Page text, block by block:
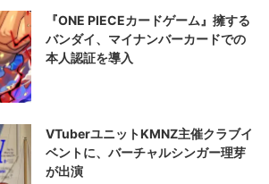
『ONE PIECEカードゲーム』擁する
バンダイ、マイナンバーカードでの
本人認証を導入
VTuberユニットKMNZ主催クラブイ
ベントに、バーチャルシンガー理芽
が出演